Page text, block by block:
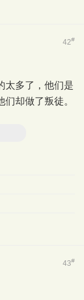
42#
太多了，他们是
却做了叛徒。
43#